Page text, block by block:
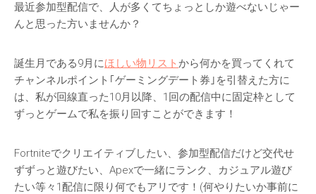
最近参加型配信で、人が多くてちょっとしか遊べないじゃー
んと思った方いませんか？
誕生月である9月にほしい物リスト から何かを買ってくれて
チャンネルポイント｢ゲーミングデート券｣を引替えた方に
は、私が回線直った10月以降、1回の配信中に固定枠として
ずっとゲームで私を振り回すことができます！
Fortniteでクリエイティブしたい、参加型配信だけど交代せ
ずずっと遊びたい、Apexで一緒にランク、カジュアル遊び
たい等々1配信に限り何でもアリです！(何やりたいか事前に